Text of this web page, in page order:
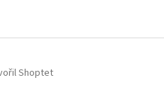
Shoptet